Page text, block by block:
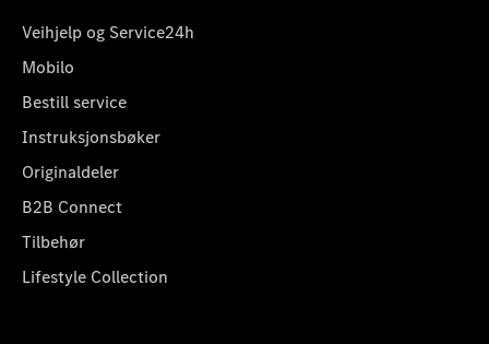
Veihjelp og Service24h
Mobilo
Bestill service
Instruksjonsbøker
Originaldeler
B2B Connect
Tilbehør
Lifestyle Collection